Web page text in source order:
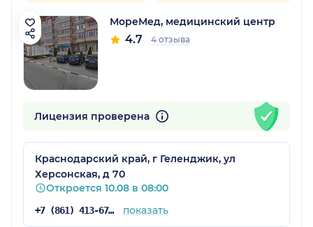
МореМед, медицинский центр
4.7 4 отзыва
Лицензия проверена
Краснодарский край, г Геленджик, ул
Херсонская, д 70
Откроется 10.08 в 08:00
+7 (861) 413-67-70 показать